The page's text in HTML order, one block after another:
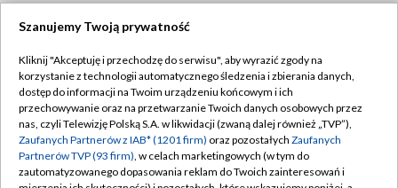
TVP
Abonament TVP
Emisja w TVP
Centrum informacji TVP
Regulamin TVP
Polityka prywatności
Moje zgody
Szanujemy Twoją prywatność
Kliknij "Akceptuję i przechodzę do serwisu", aby wyrazić zgody na
korzystanie z technologii automatycznego śledzenia i zbierania danych,
dostęp do informacji na Twoim urządzeniu końcowym i ich
przechowywanie oraz na przetwarzanie Twoich danych osobowych przez
nas, czyli Telewizję Polską S.A. w likwidacji (zwaną dalej również „TVP”),
Zaufanych Partnerów z IAB* (1201 firm) oraz pozostałych Zaufanych
Partnerów TVP (93 firm), w celach marketingowych (w tym do
zautomatyzowanego dopasowania reklam do Twoich zainteresowań i